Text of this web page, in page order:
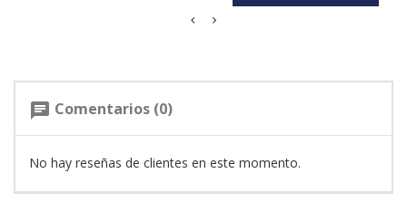
chat Comentarios (0)
No hay reseñas de clientes en este momento.